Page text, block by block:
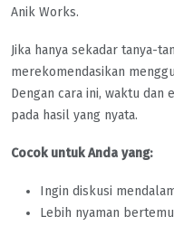
Anik Works.
Jika hanya sekadar tanya-
merekomendasikan
Dengan cara ini, waktu dan
pada hasil yang nyata.
Cocok untuk Anda yang:
Ingin diskusi
Lebih nyaman